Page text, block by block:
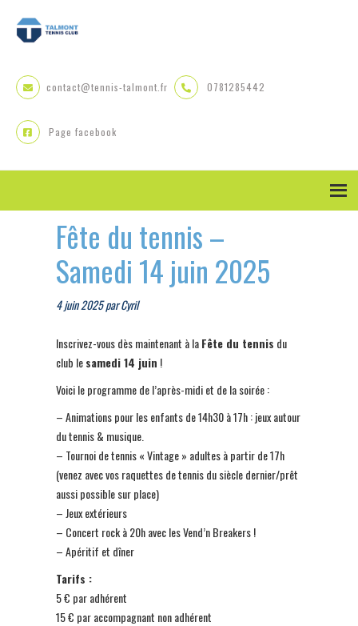
primary
main
primary
contact@tennis-talmont.fr 0781285442
Page facebook
Fête du tennis –
Samedi 14 juin 2025
4 juin 2025parCyril
Inscrivez-vous dès maintenant à laFête du tennis du
club lesamedi 14 juin !
Voici le programme de l’après-midi et de la soirée :
– Animations pour les enfants de 14h30 à 17h : jeux autour
du tennis & musique.
– Tournoi de tennis « Vintage » adultes à partir de 17h
(venez avec vos raquettes de tennis du siècle dernier/prêt
aussi possible sur place)
– Jeux extérieurs
– Concert rock à 20h avec les Vend’n Breakers !
– Apéritif et dîner
Tarifs :
5 € par adhérent
15 € par accompagnant non adhérent